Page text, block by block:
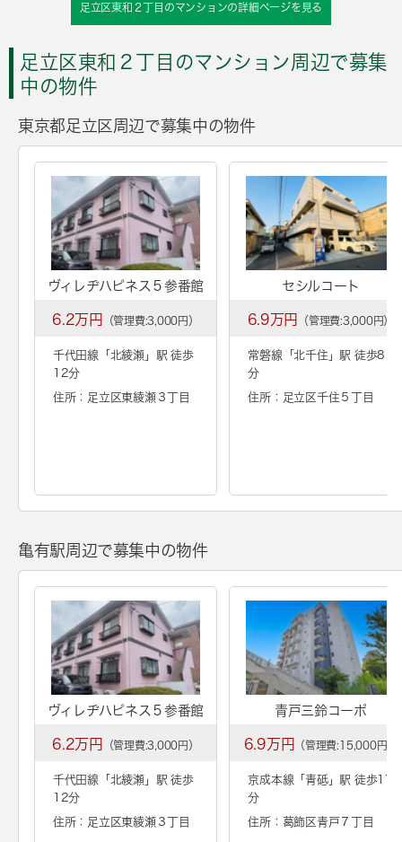
足立区東和２丁目のマンションの詳細ページを見る
足立区東和２丁目のマンション周辺で募集
中の物件
東京都足立区周辺で募集中の物件
ヴィレヂハピネス５参番館
6.2万円 （管理費:3,000円）
千代田線「 北綾瀬」駅 徒歩
12分
住所：足立区東綾瀬３丁目
セシルコート
6.9万円 （管理費:3,000円）
常磐線「 北千住 」駅 徒歩8
分
住所：足立区千住５丁目
亀有駅周辺で募集中の物件
ヴィレヂハピネス５参番館
6.2万円 （管理費:3,000円）
千代田線「 北綾瀬」駅 徒歩
12分
住所：足立区東綾瀬３丁目
青戸三鈴コーポ
6.9万円 （管理費:15,000円）
京成本線「 青砥」駅 徒歩17
分
住所：葛飾区青戸７丁目